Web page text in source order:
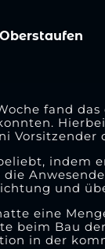
fand
indem
und
eine
beim Bau
in der